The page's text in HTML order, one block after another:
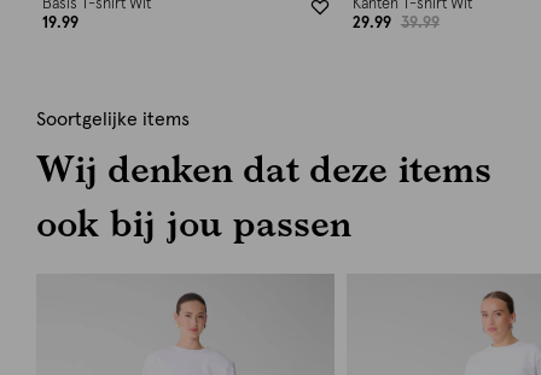
Basis T-shirt Wit
19.99
Kanten T-shirt Wit
29.99
39.99
Soortgelijke items
Wij denken dat deze items
ook bij jou passen